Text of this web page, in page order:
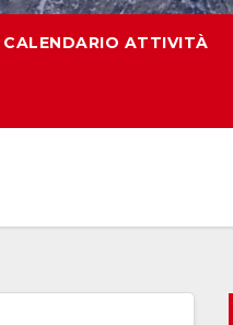
CALENDARIO ATTIVITÀ